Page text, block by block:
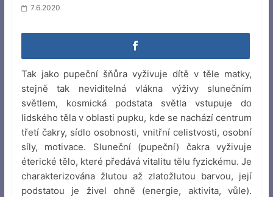
7.6.2020
Tak jako pupeční šňůra vyživuje dítě v těle matky,
stejně tak neviditelná vlákna výživy slunečním
světlem, kosmická podstata světla vstupuje do
lidského těla v oblasti pupku, kde se nachází centrum
třetí čakry, sídlo osobnosti, vnitřní celistvosti, osobní
síly, motivace. Sluneční (pupeční) čakra vyživuje
éterické tělo, které předává vitalitu tělu fyzickému. Je
charakterizována žlutou až zlatožlutou barvou, její
podstatou je živel ohně (energie, aktivita, vůle).